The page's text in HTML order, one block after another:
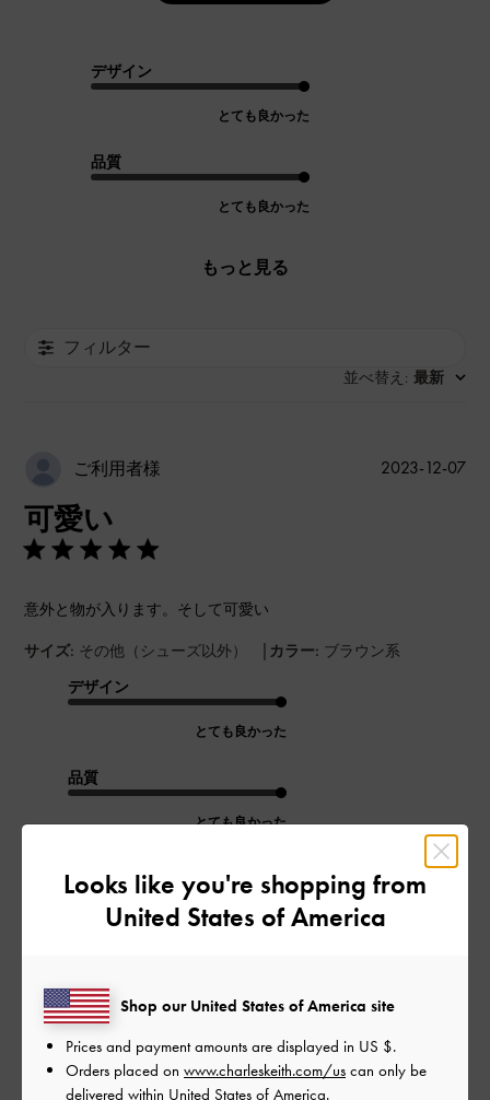
デザイン
とても良かった
品質
とても良かった
もっと見る
フィルター
並べ替え : 最新
ご利用者様
可愛い
意外と物が入ります。そして可愛い
サイズ: その他（シューズ以外） | カラー: ブラウン系
デザイン
とても良かった
品質
とても良かった
もっと見る
公
2023-12-07
ご利用者様 2023-12-04
Looks like you're shopping from
United States of America
Shop our United States of America site
Prices and payment amounts are displayed in US $.
Orders placed on www.charleskeith.com/us can only be
delivered within United States of America.